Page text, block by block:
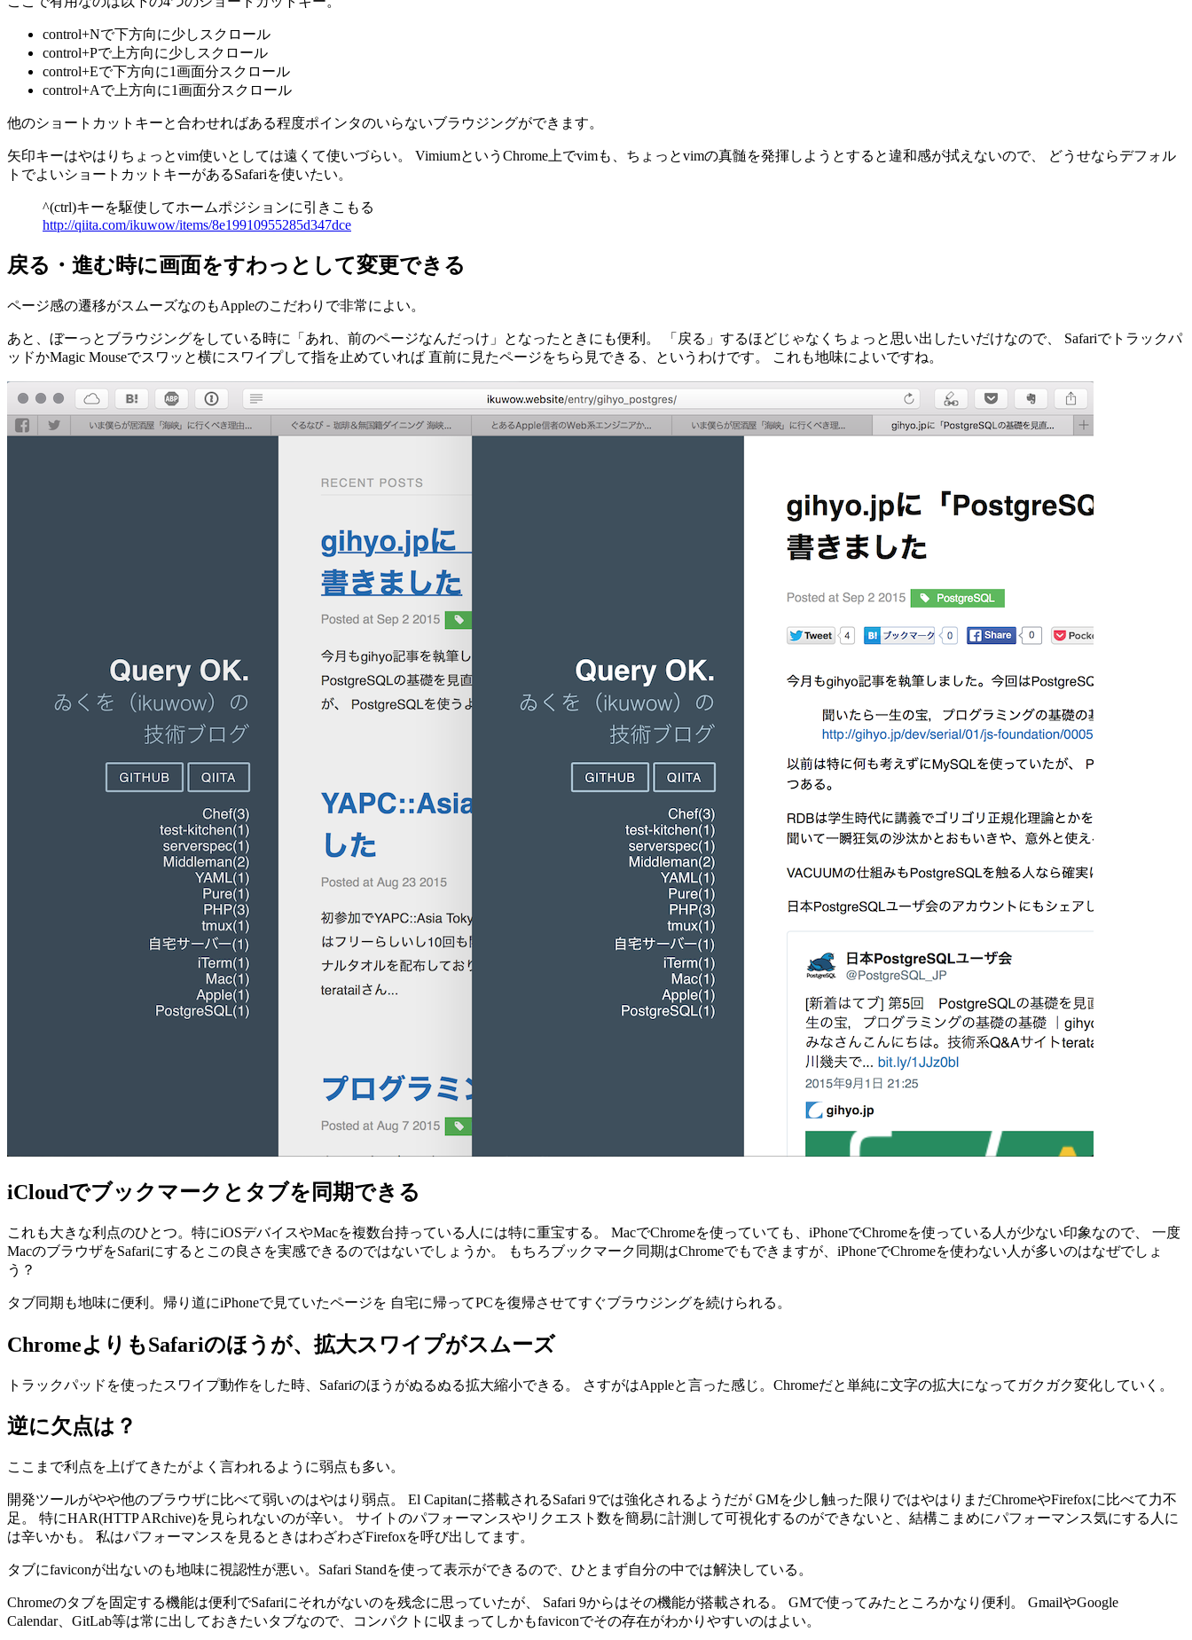
control+Nで下方向に少しスクロール
control+Pで上方向に少しスクロール
control+Eで下方向に1画面分スクロール
control+Aで上方向に1画面分スクロール
他のショートカットキーと合わせればある程度ポインタのいらないブラウジングができます。
矢印キーはやはりちょっとvim使いとしては遠くて使いづらい。 VimiumというChrome上でvimも、ちょっとvimの真髄を発揮しようとすると違和感が拭えないので、 どうせならデフォル
トでよいショートカットキーがあるSafariを使いたい。
^(ctrl)キーを駆使してホームポジションに引きこもる
http://qiita.com/ikuwow/items/8e19910955285d347dce
戻る・進む時に画面をすわっとして変更できる
ページ感の遷移がスムーズなのもAppleのこだわりで非常によい。
あと、ぼーっとブラウジングをしている時に「あれ、前のページなんだっけ」となったときにも便利。 「戻る」するほどじゃなくちょっと思い出したいだけなので、 Safariでトラックパ
ッドかMagic Mouseでスワッと横にスワイプして指を止めていれば 直前に見たページをちら見できる、というわけです。 これも地味によいですね。
iCloudでブックマークとタブを同期できる
これも大きな利点のひとつ。特にiOSデバイスやMacを複数台持っている人には特に重宝する。 MacでChromeを使っていても、iPhoneでChromeを使っている人が少ない印象なので、 一度
MacのブラウザをSafariにするとこの良さを実感できるのではないでしょうか。 もちろブックマーク同期はChromeでもできますが、iPhoneでChromeを使わない人が多いのはなぜでしょ
う？
タブ同期も地味に便利。帰り道にiPhoneで見ていたページを 自宅に帰ってPCを復帰させてすぐブラウジングを続けられる。
ChromeよりもSafariのほうが、拡大スワイプがスムーズ
トラックパッドを使ったスワイプ動作をした時、Safariのほうがぬるぬる拡大縮小できる。 さすがはAppleと言った感じ。Chromeだと単純に文字の拡大になってガクガク変化していく。
逆に欠点は？
ここまで利点を上げてきたがよく言われるように弱点も多い。
開発ツールがやや他のブラウザに比べて弱いのはやはり弱点。 El Capitanに搭載されるSafari 9では強化されるようだが GMを少し触った限りではやはりまだChromeやFirefoxに比べて力不
足。 特にHAR(HTTP ARchive)を見られないのが辛い。 サイトのパフォーマンスやリクエスト数を簡易に計測して可視化するのができないと、結構こまめにパフォーマンス気にする人に
は辛いかも。 私はパフォーマンスを見るときはわざわざFirefoxを呼び出してます。
タブにfaviconが出ないのも地味に視認性が悪い。Safari Standを使って表示ができるので、ひとまず自分の中では解決している。
Chromeのタブを固定する機能は便利でSafariにそれがないのを残念に思っていたが、 Safari 9からはその機能が搭載される。 GMで使ってみたところかなり便利。 GmailやGoogle
Calendar、GitLab等は常に出しておきたいタブなので、コンパクトに収まってしかもfaviconでその存在がわかりやすいのはよい。